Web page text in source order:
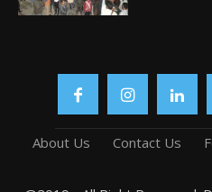
About Us Contact Us